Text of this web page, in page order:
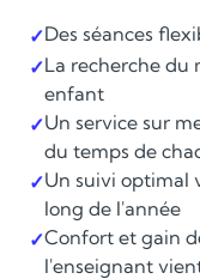
✓Des séances
✓La recherche du
enfant
✓Un service sur
du temps de
✓Un suivi optimal
long de l'année
✓Confort et gain
l'enseignant